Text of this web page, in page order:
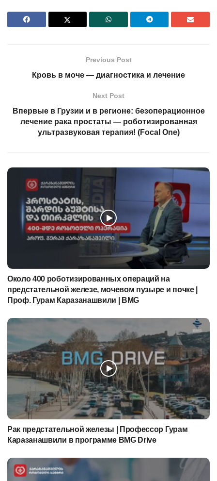
Previous Post
Кровь в моче — диагностика и лечение
Next Post
Впервые в Грузии и в регионе: безоперационное
лечение рака простаты — роботизированная
ультразвуковая терапия! (Focal One)
Около 400 роботизированных операций на
предстательной железе, мочевом пузыре и почке |
Проф. Гурам Каразанашвили | BMG
Рак предстательной железы | Профессор Гурам
Каразанашвили в программе BMG Drive